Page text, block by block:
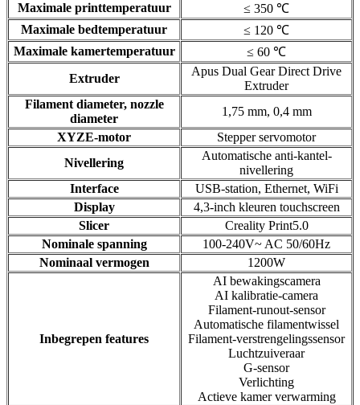
Maximale printtemperatuur
≤ 350 ℃
Maximale bedtemperatuur
≤ 120 ℃
Maximale kamertemperatuur
≤ 60 ℃
Extruder
Apus Dual Gear Direct Drive
Extruder
Filament diameter, nozzle
diameter
1,75 mm, 0,4 mm
XYZE-motor
Stepper servomotor
Nivellering
Automatische anti-kantel-
nivellering
Interface
USB-station, Ethernet, WiFi
Display
4,3-inch kleuren touchscreen
Slicer
Creality Print5.0
Nominale spanning
100-240V~ AC 50/60Hz
Nominaal vermogen
1200W
Inbegrepen features
AI bewakingscamera
AI kalibratie-camera
Filament-runout-sensor
Automatische filamentwissel
Filament-verstrengelingssensor
Luchtzuiveraar
G-sensor
Verlichting
Actieve kamer verwarming